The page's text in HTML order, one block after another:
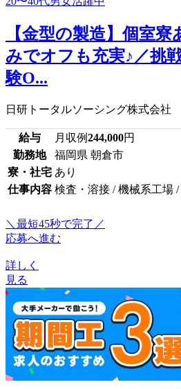
【金型の製造】個室
みでオフも充実♪／挑
験O...
日研トータルソーシング株式会社
給与 月収例244,000円
勤務地
福岡県 朝倉市
寮・社宅 あり
仕事内容 検査・溶接 / 機械系工場 /
＼最短45秒で完了／
応募へ進む
詳しく
見る